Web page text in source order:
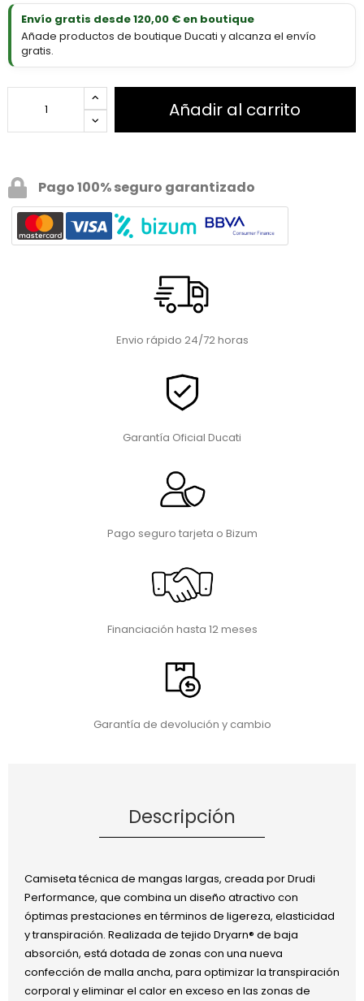
Envío gratis desde 120,00 € en boutique
Añade productos de boutique Ducati y alcanza el envío
gratis.
Añadir al carrito
Pago 100% seguro garantizado
Envio rápido 24/72 horas
Garantía Oficial Ducati
Pago seguro tarjeta o Bizum
Financiación hasta 12 meses
Garantía de devolución y cambio
Descripción
Camiseta técnica de mangas largas, creada por Drudi
Performance, que combina un diseño atractivo con
óptimas prestaciones en términos de ligereza, elasticidad
y transpiración. Realizada de tejido Dryarn® de baja
absorción, está dotada de zonas con una nueva
confección de malla ancha, para optimizar la transpiración
corporal y eliminar el calor en exceso en las zonas de